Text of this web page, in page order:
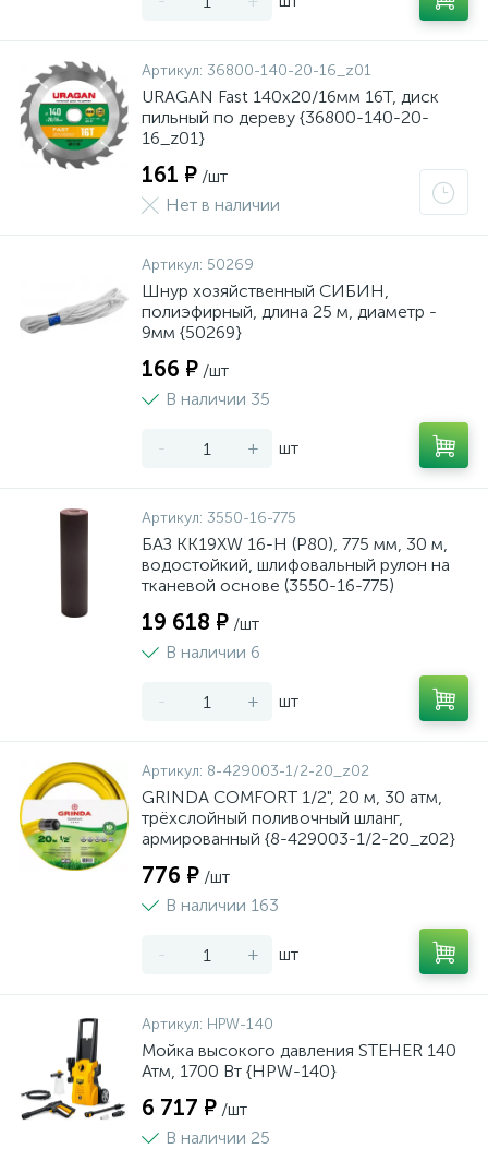
Артикул: 36800-140-20-16_z01
URAGAN Fast 140x20/16мм 16Т, диск
пильный по дереву {36800-140-20-
16_z01}
161 ₽ /шт
Нет в наличии
Артикул: 50269
Шнур хозяйственный СИБИН,
полиэфирный, длина 25 м, диаметр -
9мм {50269}
166 ₽ /шт
В наличии 35
- + шт
Артикул: 3550-16-775
БАЗ KK19XW 16-H (Р80), 775 мм, 30 м,
водостойкий, шлифовальный рулон на
тканевой основе (3550-16-775)
19 618 ₽ /шт
В наличии 6
- + шт
Артикул: 8-429003-1/2-20_z02
GRINDA COMFORT 1/2", 20 м, 30 атм,
трёхслойный поливочный шланг,
армированный {8-429003-1/2-20_z02}
776 ₽ /шт
В наличии 163
- + шт
Артикул: HPW-140
Мойка высокого давления STEHER 140
Атм, 1700 Вт {HPW-140}
6 717 ₽ /шт
В наличии 25